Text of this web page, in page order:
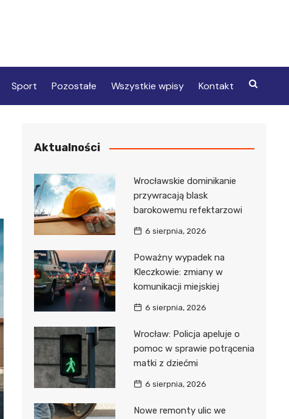
Sport Pozostałe Wszystkie wpisy Kontakt
Aktualności
Wrocławskie dominikanie
przywracają blask
barokowemu refektarzowi
6 sierpnia, 2026
Poważny wypadek na
Kleczkowie: zmiany w
komunikacji miejskiej
6 sierpnia, 2026
Wrocław: Policja apeluje o
pomoc w sprawie potrącenia
matki z dziećmi
6 sierpnia, 2026
Nowe remonty ulic we